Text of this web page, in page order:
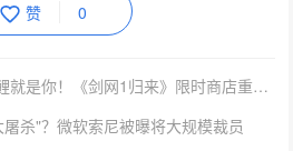
赞 0
上一篇：618狂欢，免单锦鲤就是你！《剑网1归来》限时商店重磅开启
杀"？微软索尼被曝将大规模裁员